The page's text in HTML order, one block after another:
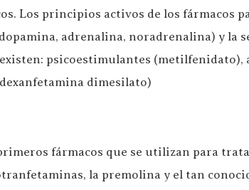
Los principios activos de los fármacos
adrenalina, noradrenalina) y la
existen: psicoestimulantes
dimesilato)
fármacos que se utilizan para
la premolina y el tan